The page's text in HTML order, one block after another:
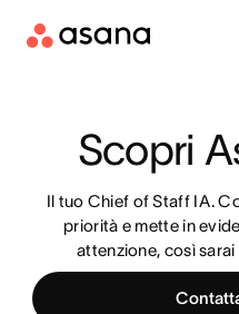
Scopri
Il tuo Chief of Staff IA.
priorità e mette in
attenzione, così